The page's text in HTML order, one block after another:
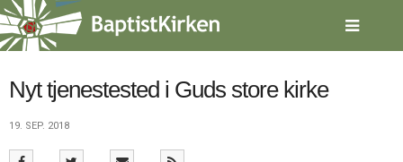
Spring
menu
over
gå
indholdVend
Nyt tjenestested i Guds store kirke
19. SEP. 2018